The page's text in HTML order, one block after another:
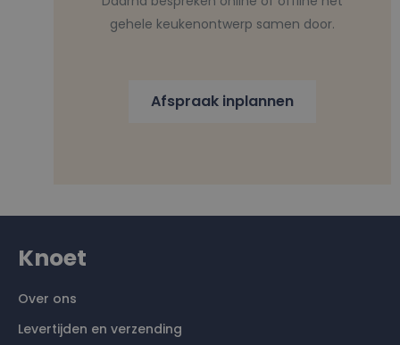
gehele keukenontwerp samen door.
Afspraak inplannen
Knoet
Over ons
Levertijden en verzending